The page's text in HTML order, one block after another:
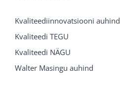
Kvaliteediinnovatsiooni auhind
Kvaliteedi TEGU
Kvaliteedi NÄGU
Walter Masingu auhind